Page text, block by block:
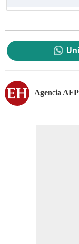
Agencia AFP